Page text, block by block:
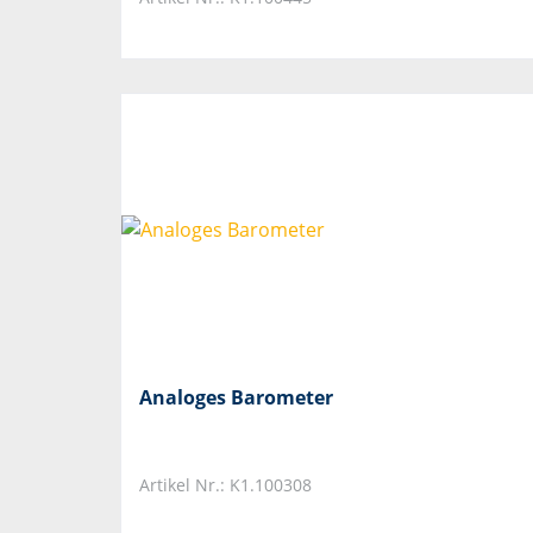
Analoges Barometer
Artikel Nr.: K1.100308